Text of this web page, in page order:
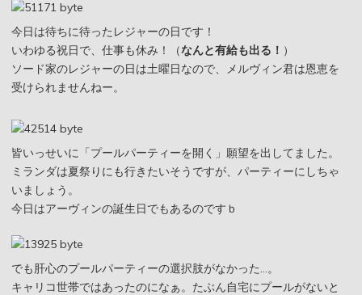
今日は待ちに待ったレジャーの日です！
いわゆる祝日で、仕事も休み！（なんと有給も出る！ ）
ソード家のレジャーの日は土曜日なので、メルヴィン君は恩恵を
受けられませんねー。
皆いっせいに「プールパーティーを開く」願望を出してました。
ミランダは夏祭りにも行きたいそうですが、パーティーにしちゃ
いましょう。
今日はアーヴィンの誕生日でもあるのですｂ
でも肝心のプールパーティーの選択肢がなかった…。
キャリコ世帯ではあったのになぁ。たぶん自宅にプールがないと